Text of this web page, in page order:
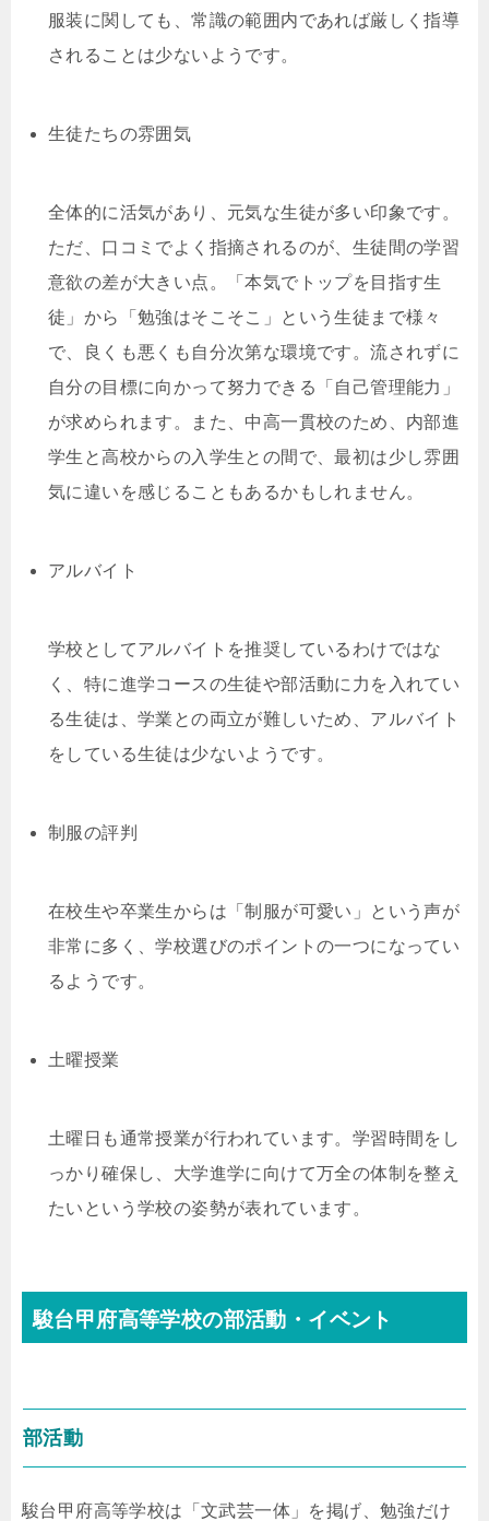
服装に関しても、常識の範囲内であれば厳しく指導
されることは少ないようです。
生徒たちの雰囲気
全体的に活気があり、元気な生徒が多い印象です。
ただ、口コミでよく指摘されるのが、生徒間の学習
意欲の差が大きい点。「本気でトップを目指す生
徒」から「勉強はそこそこ」という生徒まで様々
で、良くも悪くも自分次第な環境です。流されずに
自分の目標に向かって努力できる「自己管理能力」
が求められます。また、中高一貫校のため、内部進
学生と高校からの入学生との間で、最初は少し雰囲
気に違いを感じることもあるかもしれません。
アルバイト
学校としてアルバイトを推奨しているわけではな
く、特に進学コースの生徒や部活動に力を入れてい
る生徒は、学業との両立が難しいため、アルバイト
をしている生徒は少ないようです。
制服の評判
在校生や卒業生からは「制服が可愛い」という声が
非常に多く、学校選びのポイントの一つになってい
るようです。
土曜授業
土曜日も通常授業が行われています。学習時間をし
っかり確保し、大学進学に向けて万全の体制を整え
たいという学校の姿勢が表れています。
駿台甲府高等学校の部活動・イベント
部活動
駿台甲府高等学校は「文武芸一体」を掲げ、勉強だけ